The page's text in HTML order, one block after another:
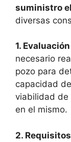
suministro
diversas
1.
necesario
pozo para
capacidad
viabilidad de
en el mismo.
2.